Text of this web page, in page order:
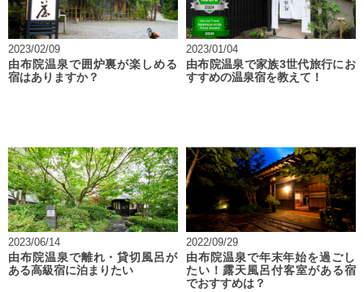
2023/02/09
由布院温泉で囲炉裏が楽しめる
宿はありますか？
2023/01/04
由布院温泉で家族3世代旅行にお
すすめの温泉宿を教えて！
2023/06/14
由布院温泉で離れ・貸切風呂が
ある高級宿に泊まりたい
2022/09/29
由布院温泉で年末年始を過ごし
たい！露天風呂付客室がある宿
でおすすめは？